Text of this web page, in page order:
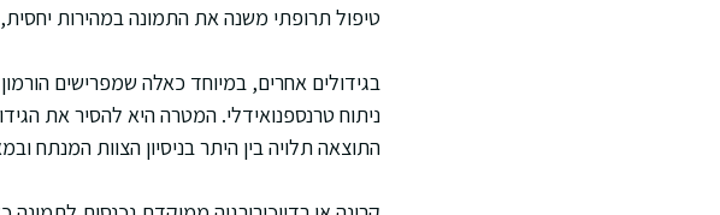
טיפול תרופתי משנה את התמונה במהירות
ניתוח טרנספנואידלי. המטרה היא להסיר את
התוצאה תלויה בין היתר בניסיון הצוות המנתח